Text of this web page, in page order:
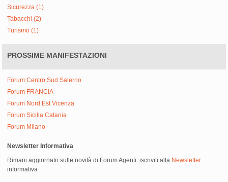
Sicurezza (1)
Tabacchi (2)
Turismo (1)
PROSSIME MANIFESTAZIONI
Forum Centro Sud Salerno
Forum FRANCIA
Forum Nord Est Vicenza
Forum Sicilia Catania
Forum Milano
Newsletter Informativa
Rimani aggiornato sulle novità di Forum Agenti: iscriviti alla Newsletter
informativa